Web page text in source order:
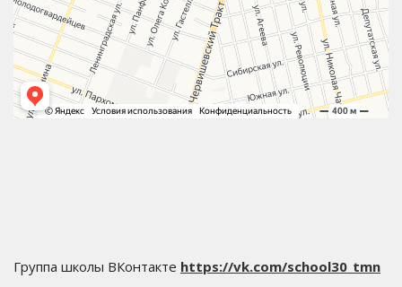
Группа школы ВКонтакте https://vk.com/school30_tmn